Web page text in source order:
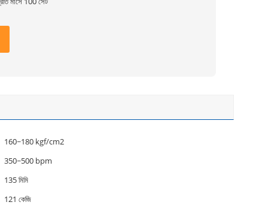
160~180 kgf/cm2
350~500 bpm
135 মিমি
121 কেজি